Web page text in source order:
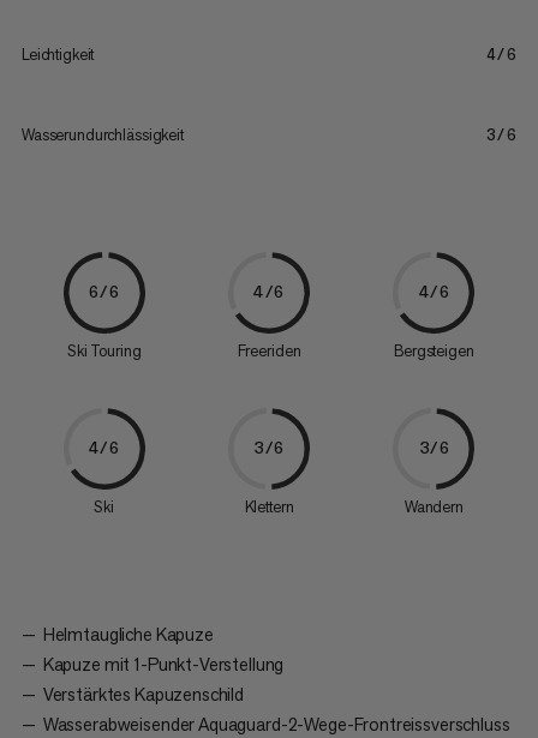
Leichtigkeit 4/6
Wasserundurchlässigkeit 3/6
6/6
Ski Touring
4/6
Freeriden
4/6
Bergsteigen
4/6
Ski
3/6
Klettern
3/6
Wandern
Helmtaugliche Kapuze
Kapuze mit 1-Punkt-Verstellung
Verstärktes Kapuzenschild
Wasserabweisender Aquaguard-2-Wege-Frontreissverschluss